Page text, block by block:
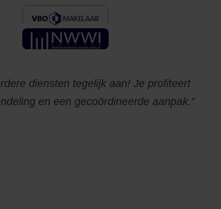
diensten tegelijk aan! Je profiteert
en een gecoördineerde aanpak.